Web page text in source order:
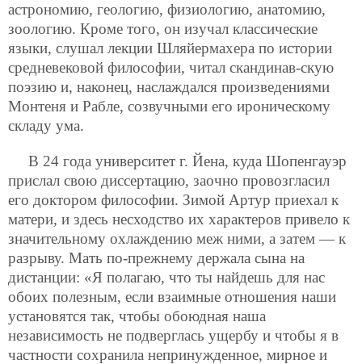
астрономию, геологию, физиологию, анатомию,
зоологию. Кроме того, он изучал классические
языки, слушал лекции Шляйермахера по истории
средневековой философии, читал скандинав-скую
поэзию и, наконец, наслаждался произведениями
Монтеня и Рабле, созвучными его ироническому
складу ума.
В 24 года университет г. Йена, куда Шопенгауэр
прислал свою диссертацию, заочно провозгласил
его доктором философии. Зимой Артур приехал к
матери, и здесь несходство их характеров привело к
значительному охлаждению меж ними, а затем — к
разрыву. Мать по-прежнему держала сына на
дистанции: «Я полагаю, что ты найдешь для нас
обоих полезным, если взаимные отношения наши
установятся так, чтобы обоюдная наша
независимость не подверглась ущербу и чтобы я в
частности сохранила непринужденное, мирное и